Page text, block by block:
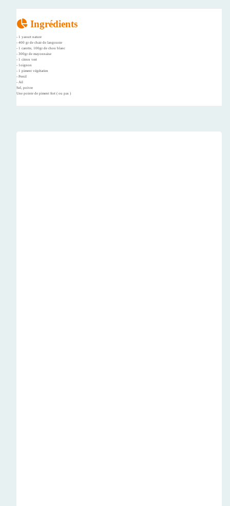
Ingrédients
- 1 yaourt nature
- 400 gr de chair de langouste
- 1 carotte, 100gr de chou blanc
- 300gr de mayonnaise
- 1 citron vert
- 1oignon
- 1 piment végétarien
- Persil
- Ail
Sel, poivre
Une pointe de piment fort ( ou pas )